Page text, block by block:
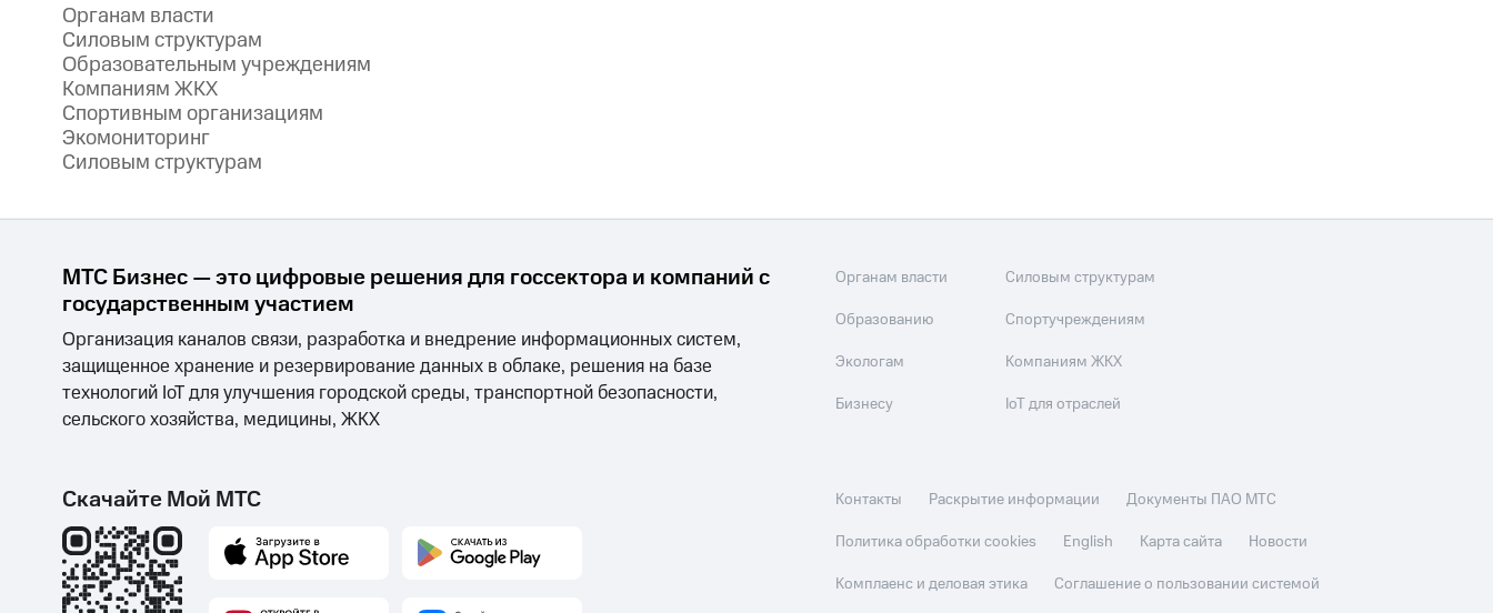
Органам власти
Силовым структурам
Образовательным учреждениям
Компаниям ЖКХ
Спортивным организациям
Экомониторинг
Силовым структурам
МТС Бизнес — это цифровые решения для госсектора и компаний с
государственным участием
Организация каналов связи, разработка и внедрение информационных систем,
защищенное хранение и резервирование данных в облаке, решения на базе
технологий IoT для улучшения городской среды, транспортной безопасности,
сельского хозяйства, медицины, ЖКХ
Органам власти
Образованию
Экологам
Бизнесу
Силовым структурам
Спортучреждениям
Компаниям ЖКХ
IoT для отраслей
Скачайте Мой МТС Контакты Раскрытие информации
Документы ПАО МТС
Политика обработки cookies
English Карта сайта
Новости
Комплаенс и деловая этика
Соглашение о пользовании системой